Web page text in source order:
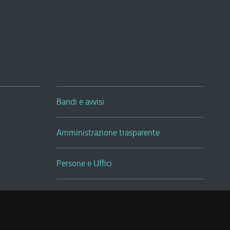
Bandi e avvisi
Amministrazione trasparente
Persone e Uffici
Sala Tiziano Tessitori